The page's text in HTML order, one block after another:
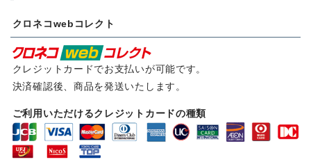
クロネコwebコレクト
クレジットカードでお支払いが可能です。
決済確認後、商品を発送いたします。
ご利用いただけるクレジットカードの種類